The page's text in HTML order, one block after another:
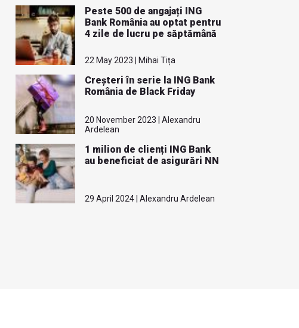
Peste 500 de angajați ING
Bank România au optat pentru
4 zile de lucru pe săptămână
22 May 2023 | Mihai Tița
Creșteri în serie la ING Bank
România de Black Friday
20 November 2023 | Alexandru
Ardelean
1 milion de clienți ING Bank
au beneficiat de asigurări NN
29 April 2024 | Alexandru Ardelean